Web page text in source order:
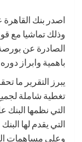
وذلك تماشيا مع
باهمية وابراز
يبرز التقرير ما
تغطية شاملة
التي نظمها البنك
التي يقدم لها
وعلى مساهمات